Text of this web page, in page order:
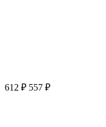
612 ₽ 557 ₽